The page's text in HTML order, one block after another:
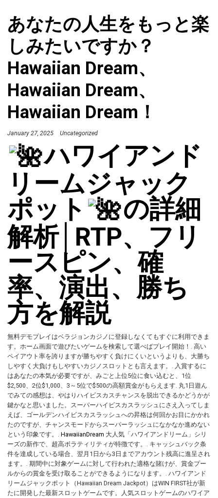
あなたの人生をもっと楽
しみたいですか？
Hawaiian Dream、
Hawaiian Dream、
Hawaiian Dream！
January 27, 2025 Uncategorized
ハワイアンド
リームジャック
ポット
の詳細
解析│RTP、フリ
ースピン、確
率、演出、勝ち
方を解説
無料デモプレイはベラジョンカジノに登録しなくてもすぐに利用できま
す。ホーム画面で遊びたいゲームを検索して選べばプレイ開始！. 高い
ペイアウト率を誇りますが勝ちやすく負けにくいというよりも、大勝ち
しやすく大負けもしやすいカジノスロットとも言えます。. 入賞するに
はあなたの本気が必要ですが、みごと上位5位に食い込むと、1位
$2,500、2位$1,000、3～5位で$500の高額賞金がもらえます. 丸1日遊ん
でみての感想は、やはりハイビスカスチャンスを脱出できるかどうかが
鍵かなと思いました。スーパーハイビスカスラッシュにさえ入ってしま
えば、ゴールデンハイビスカスラッシュへの昇格は何回かお目にかかれ
たのですが、チャンスモードからスーパーラッシュになかなか進めない
という印象です。. HawaiianDream 大人気「ハワイアンドリーム」シリ
ーズの新作で、超高ボラティリティが特徴です。. キャッシュバック条
件を達成している場合、翌月1日から3日までアカウント残高に進呈され
ます。. 期間中に対象ゲームに対して行われた適格な賭けが、賞金プー
ルからの賞金を受け取ることができるようになります。. ハワイアンド
リームジャックポット（Hawaiian Dream Jackpot）はWIN FIRST社が新
たに開発した最新スロットゲームです。人気スロットゲームのハワイア